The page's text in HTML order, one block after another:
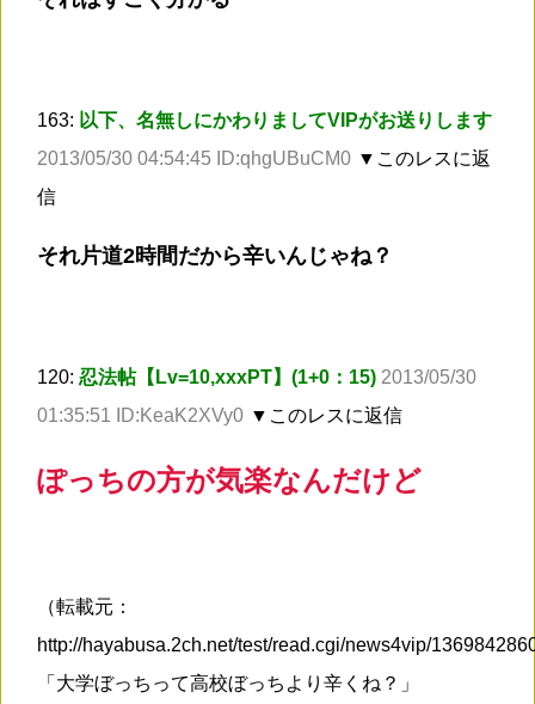
163: 以下、名無しにかわりましてVIPがお送りします
2013/05/30 04:54:45 ID:qhgUBuCM0 ▼このレスに返
信
それ片道2時間だから辛いんじゃね？
120: 忍法帖【Lv=10,xxxPT】(1+0：15) 2013/05/30
01:35:51 ID:KeaK2XVy0 ▼このレスに返信
ぽっちの方が気楽なんだけど
（転載元：
http://hayabusa.2ch.net/test/read.cgi/news4vip/
「大学ぼっちって高校ぼっちより辛くね？」